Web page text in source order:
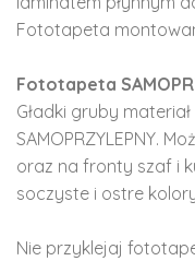
Fototapeta
Fototapeta
Gładki gruby
SAMOPRZYLEPNY.
oraz na fronty szaf i
soczyste i ostre
Nie przyklejaj